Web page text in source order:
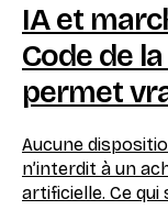
IA et
Code de
permet
Aucune
n’interdit à un
artificielle. Ce qui